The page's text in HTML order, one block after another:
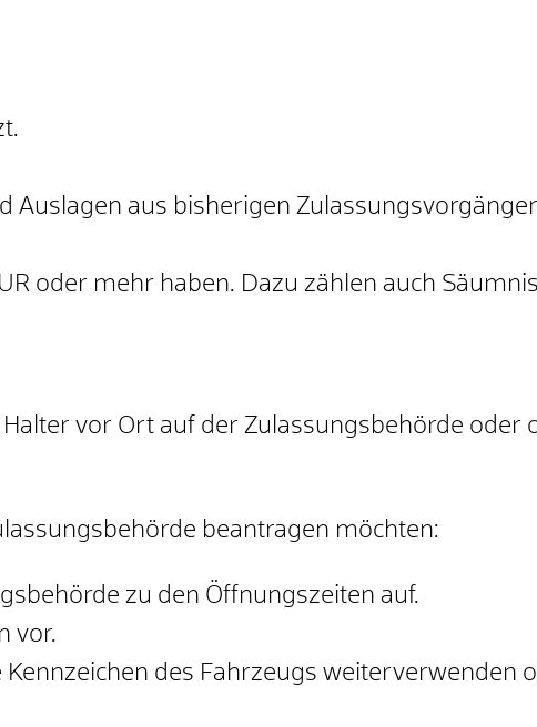
Auslagen aus bisherigen
oder mehr haben. Dazu zählen auch
vor Ort auf der Zulassungsbehörde oder
beantragen möchten:
zu den Öffnungszeiten auf.
vor.
des Fahrzeugs weiterverwenden